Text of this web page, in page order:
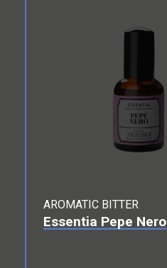
AROMATIC BITTER
Essentia Pepe Nero